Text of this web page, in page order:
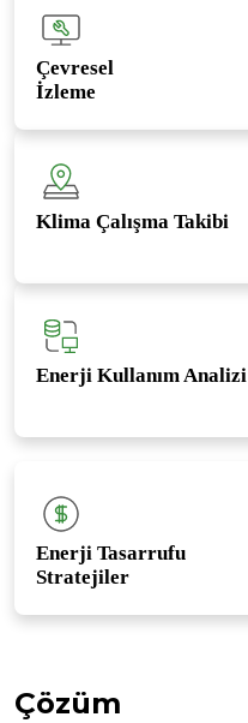
Çevresel
İzleme
Klima Çalışma Takibi
Enerji Kullanım Analizi
Enerji Tasarrufu
Stratejiler
Çözüm